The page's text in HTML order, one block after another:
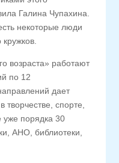
Галина Чупахина.
некоторые люди
возраста» работают
по 12
дает
творчестве, спорте,
уже порядка 30
АНО, библиотеки,